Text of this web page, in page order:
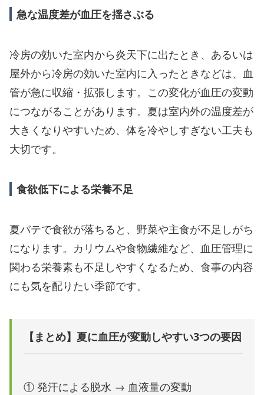
急な温度差が血圧を揺さぶる
冷房の効いた室内から炎天下に出たとき、あるいは
屋外から冷房の効いた室内に入ったときなどは、血
管が急に収縮・拡張します。この変化が血圧の変動
につながることがあります。夏は室内外の温度差が
大きくなりやすいため、体を冷やしすぎない工夫も
大切です。
食欲低下による栄養不足
夏バテで食欲が落ちると、野菜や主食が不足しがち
になります。カリウムや食物繊維など、血圧管理に
関わる栄養素も不足しやすくなるため、食事の内容
にも気を配りたい季節です。
【まとめ】夏に血圧が変動しやすい3つの要因
① 発汗による脱水 → 血液量の変動